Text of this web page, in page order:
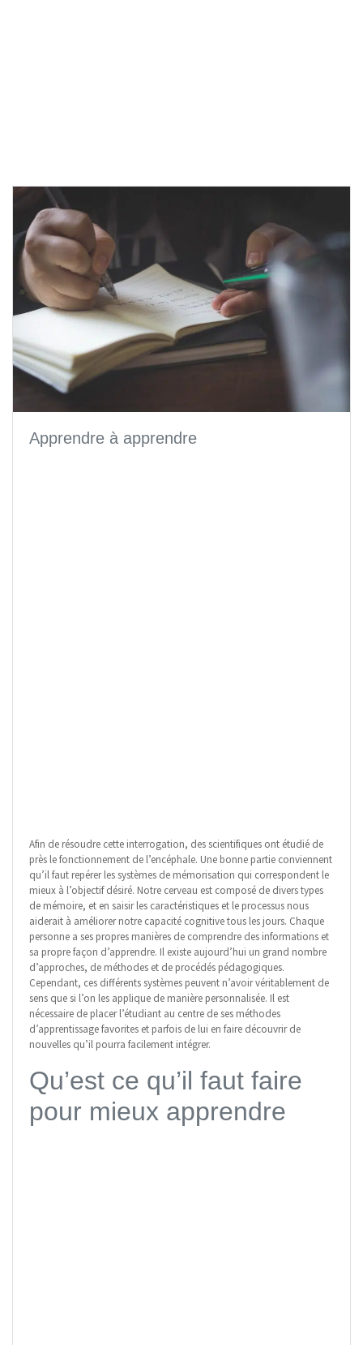
Apprendre à apprendre
Afin de résoudre cette interrogation, des scientifiques ont étudié de
près le fonctionnement de l’encéphale. Une bonne partie conviennent
qu’il faut repérer les systèmes de mémorisation qui correspondent le
mieux à l’objectif désiré. Notre cerveau est composé de divers types
de mémoire, et en saisir les caractéristiques et le processus nous
aiderait à améliorer notre capacité cognitive tous les jours. Chaque
personne a ses propres manières de comprendre des informations et
sa propre façon d’apprendre. Il existe aujourd’hui un grand nombre
d’approches, de méthodes et de procédés pédagogiques.
Cependant, ces différents systèmes peuvent n’avoir véritablement de
sens que si l’on les applique de manière personnalisée. Il est
nécessaire de placer l’étudiant au centre de ses méthodes
d’apprentissage favorites et parfois de lui en faire découvrir de
nouvelles qu’il pourra facilement intégrer.
Qu’est ce qu’il faut faire
pour mieux apprendre